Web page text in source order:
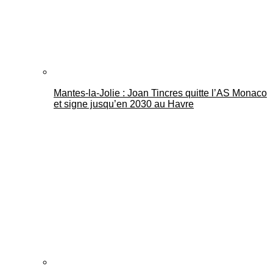
Mantes-la-Jolie : Joan Tincres quitte l’AS Monaco
et signe jusqu’en 2030 au Havre